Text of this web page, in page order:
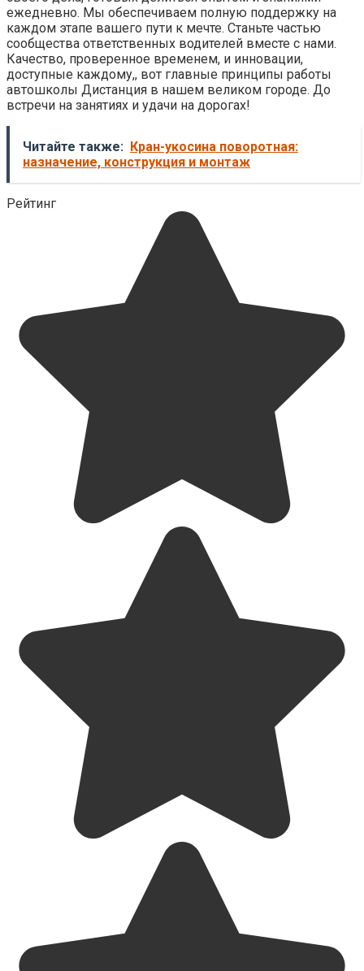
ежедневно. Мы обеспечиваем полную поддержку на
каждом этапе вашего пути к мечте. Станьте частью
сообщества ответственных водителей вместе с нами.
Качество, проверенное временем, и инновации,
доступные каждому,, вот главные принципы работы
автошколы Дистанция в нашем великом городе. До
встречи на занятиях и удачи на дорогах!
Читайте также: Кран-укосина поворотная:
назначение, конструкция и монтаж
Рейтинг